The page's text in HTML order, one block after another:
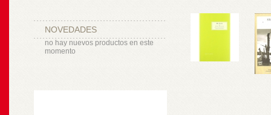
NOVEDADES
no hay nuevos productos en este
momento